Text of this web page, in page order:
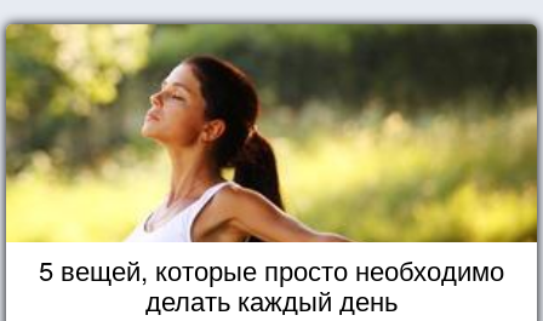
5 вещей, которые просто необходимо
делать каждый день